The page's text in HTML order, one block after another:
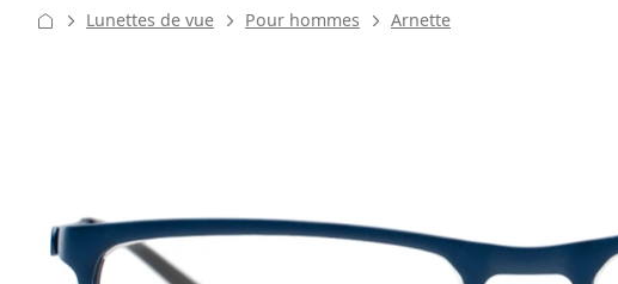
Lunettes de vue Pour hommes Arnette